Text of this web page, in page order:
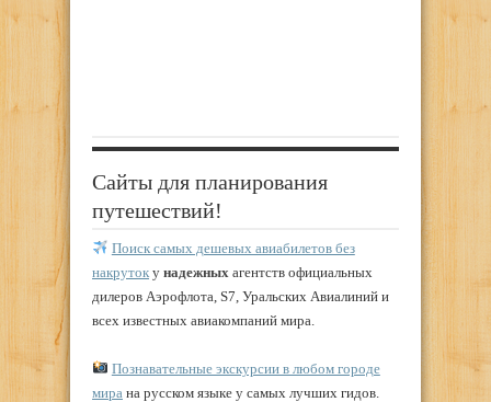
Сайты для планирования
путешествий!
Поиск самых дешевых авиабилетов без
накруток у надежных агентств официальных
дилеров Аэрофлота, S7, Уральских Авиалиний и
всех известных авиакомпаний мира.
Познавательные экскурсии в любом городе
мира на русском языке у самых лучших гидов.